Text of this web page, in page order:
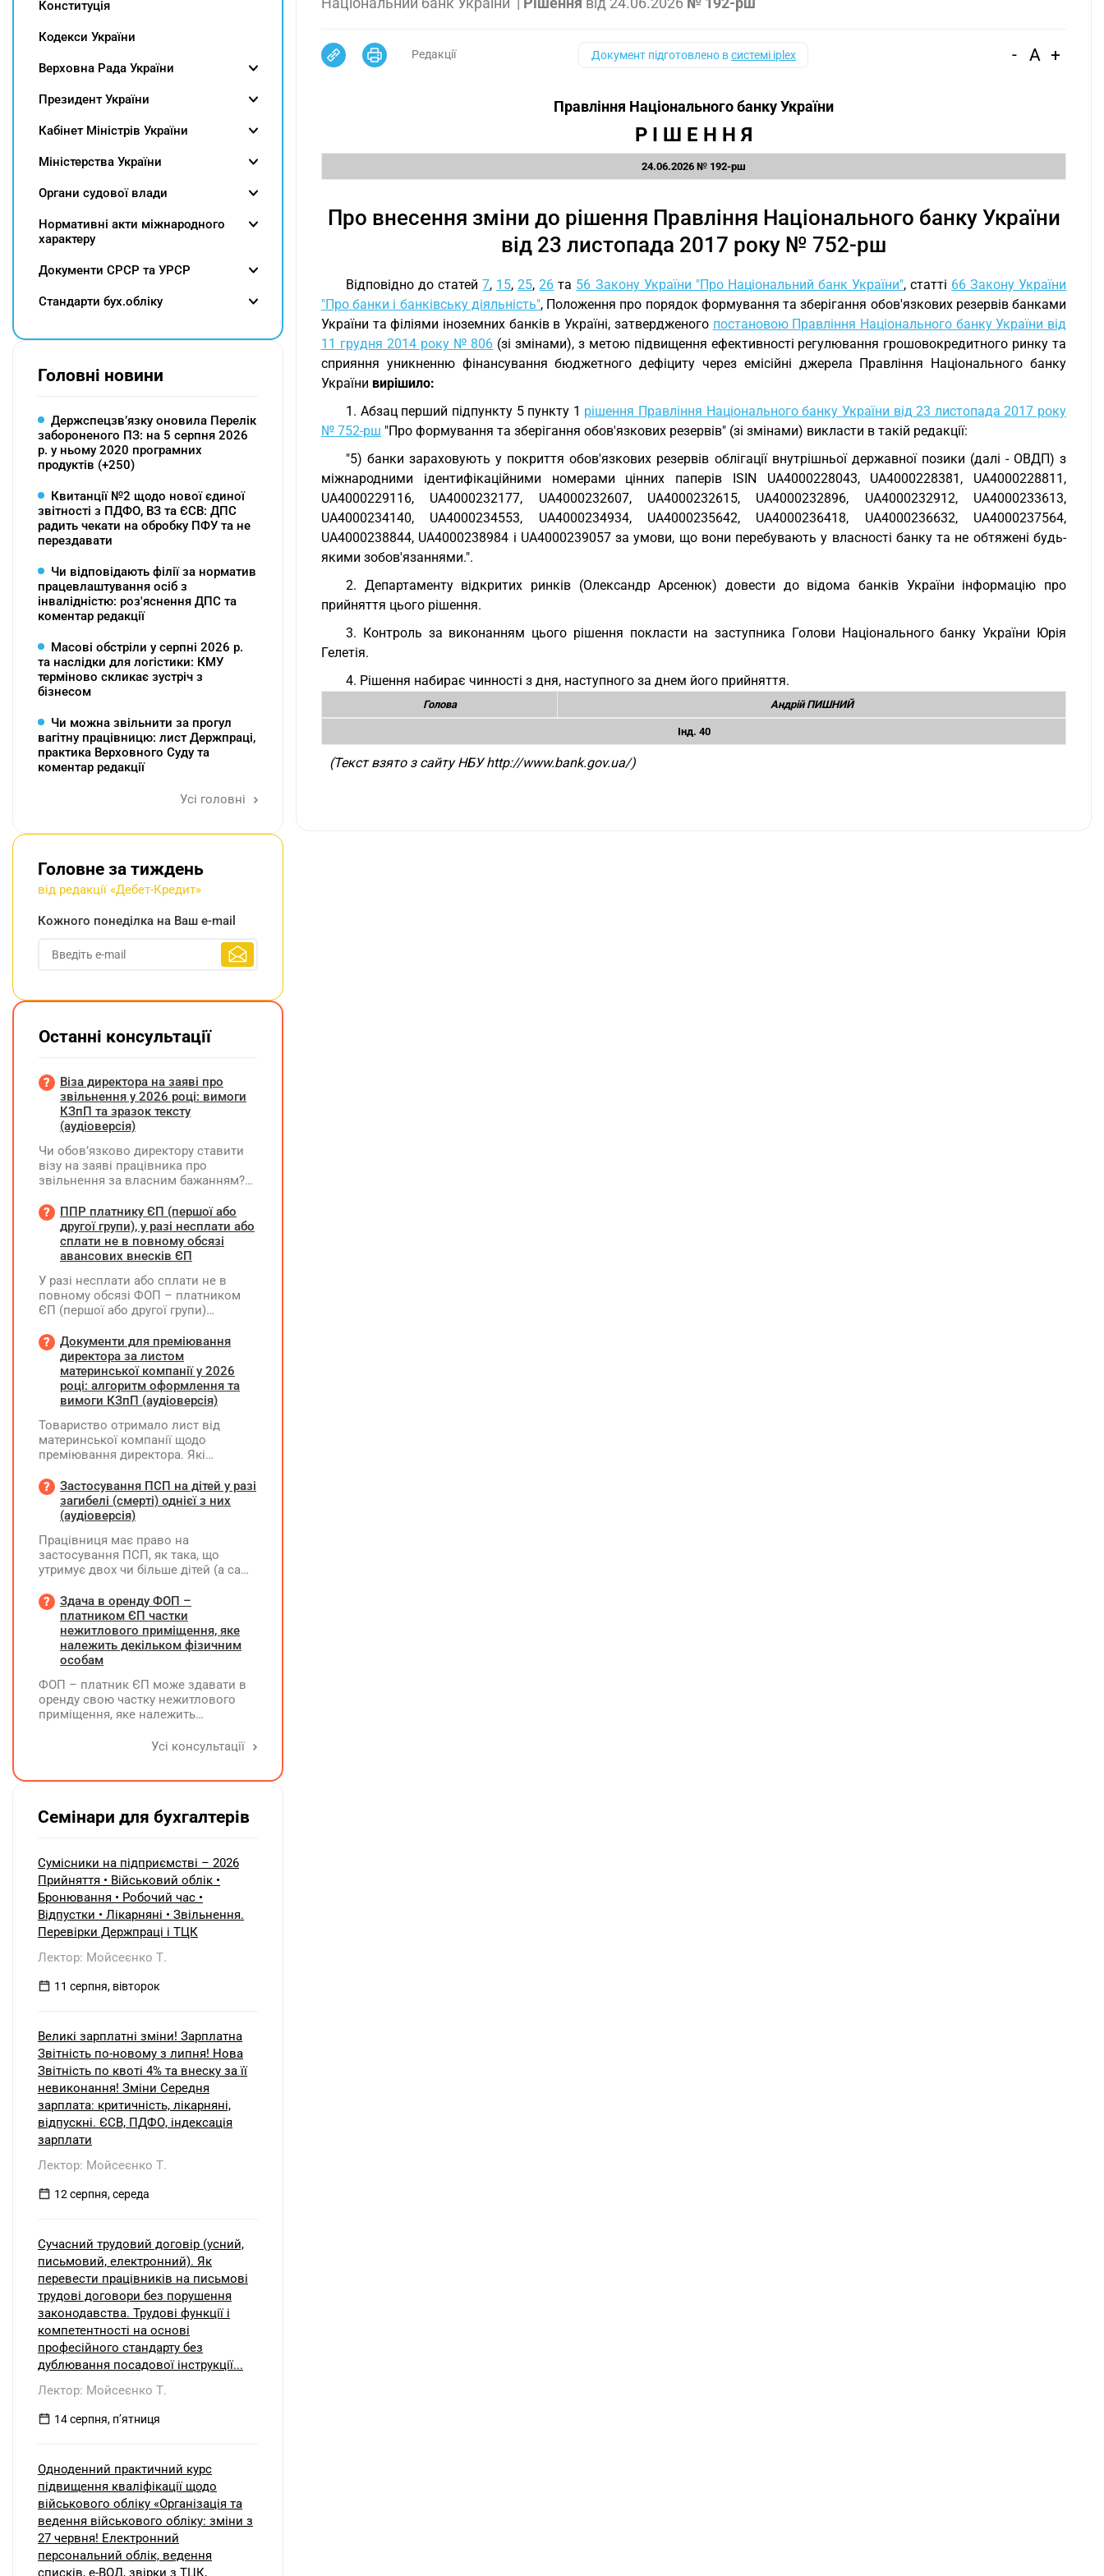
Редакції Документ підготовлено всистемі iplex - A +
Правління Національного банку України
Р І Ш Е Н Н Я
24.06.2026 № 192-рш
Про внесення зміни до рішення Правління Національного банку України
від 23 листопада 2017 року № 752-рш
Відповідно до статей7, 15,25,26 та 56 Закону України "Про Національний банк України", статті 66 Закону України
"Про банки і банківську діяльність", Положення про порядок формування та зберігання обов'язкових резервів банками
України та філіями іноземних банків в Україні, затвердженого постановою Правління Національного банку України від
11 грудня 2014 року № 806 (зі змінами), з метою підвищення ефективності регулювання грошовокредитного ринку та
сприяння уникненню фінансування бюджетного дефіциту через емісійні джерела Правління Національного банку
України вирішило:
1. Абзац перший підпункту 5 пункту 1 рішення Правління Національного банку України від 23 листопада 2017 року
№ 752-рш "Про формування та зберігання обов'язкових резервів" (зі змінами) викласти в такій редакції:
"5) банки зараховують у покриття обов'язкових резервів облігації внутрішньої державної позики (далі - ОВДП) з
міжнародними ідентифікаційними номерами цінних паперів ISIN UA4000228043, UA4000228381, UA4000228811,
UA4000229116, UA4000232177, UA4000232607, UA4000232615, UA4000232896, UA4000232912, UA4000233613,
UA4000234140, UA4000234553, UA4000234934, UA4000235642, UA4000236418, UA4000236632, UA4000237564,
UA4000238844, UA4000238984 і UA4000239057 за умови, що вони перебувають у власності банку та не обтяжені будь-
якими зобов'язаннями.".
2. Департаменту відкритих ринків (Олександр Арсенюк) довести до відома банків України інформацію про
прийняття цього рішення.
3. Контроль за виконанням цього рішення покласти на заступника Голови Національного банку України Юрія
Гелетія.
4. Рішення набирає чинності з дня, наступного за днем його прийняття.
Голова Андрій ПИШНИЙ
Інд. 40
(Текст взято з сайту НБУ http://www.bank.gov.ua/)
Конституція
Кодекси України
Верховна Рада України
Президент України
Кабінет Міністрів України
Міністерства України
Органи судової влади
Нормативні акти міжнародного
характеру
Документи СРСР та УРСР
Cтандарти бух.обліку
Головні новини
Держспецзв’язку оновила Перелік
забороненого ПЗ: на 5 серпня 2026
р. у ньому 2020 програмних
продуктів (+250)
Квитанції №2 щодо нової єдиної
звітності з ПДФО, ВЗ та ЄСВ: ДПС
радить чекати на обробку ПФУ та не
перездавати
Чи відповідають філії за норматив
працевлаштування осіб з
інвалідністю: роз'яснення ДПС та
коментар редакції
Масові обстріли у серпні 2026 р.
та наслідки для логістики: КМУ
терміново скликає зустріч з
бізнесом
Чи можна звільнити за прогул
вагітну працівницю: лист Держпраці,
практика Верховного Суду та
коментар редакції
Усі головні
Головне за тиждень
від редакції «Дебет-Кредит»
Кожного понеділка на Ваш e-mail
Останні консультації
Віза директора на заяві про
звільнення у 2026 році: вимоги
КЗпП та зразок тексту
(аудіоверсія)
Чи обов’язково директору ставити
візу на заяві працівника про
звільнення за власним бажанням?
згідно з нормами КЗпП?
ППР платнику ЄП (першої або
другої групи), у разі несплати або
сплати не в повному обсязі
авансових внесків ЄП
У разі несплати або сплати не в
повному обсязі ФОП – платником
ЄП (першої або другої групи)
за результатами акта перевірки
щодо таких виявлених порушень
визначається сума штрафу та
складається ППР за формою «Ш»
Документи для преміювання
директора за листом
материнської компанії у 2026
році: алгоритм оформлення та
вимоги КЗпП (аудіоверсія)
Товариство отримало лист від
материнської компанії щодо
преміювання директора. Які
належного оформлення такої
премії?
Застосування ПСП на дітей у разі
загибелі (смерті) однієї з них
(аудіоверсія)
Працівниця має право на
застосування ПСП, як така, що
утримує двох чи більше дітей (а саме
одна дитина загинула. Як надалі
правильно застосовувати ПСП?
Працівниця має подати нову заяву
на застосування ПСП?
Здача в оренду ФОП –
платником ЄП частки
нежитлового приміщення, яке
належить декільком фізичним
особам
ФОП – платник ЄП може здавати в
оренду свою частку нежитлового
приміщення, яке належить
власності із поділом на частки
Усі консультації
Семінари для бухгалтерів
Сумісники на підприємстві – 2026
Прийняття • Військовий облік •
Бронювання • Робочий час •
Відпустки • Лікарняні • Звільнення.
Перевірки Держпраці і ТЦК
Лектор: Мойсеєнко Т.
11 серпня, вівторок
Великі зарплатні зміни! Зарплатна
Звітність по-новому з липня! Нова
Звітність по квоті 4% та внеску за її
невиконання! Зміни Середня
зарплата: критичність, лікарняні,
відпускні. ЄСВ, ПДФО, індексація
зарплати
Лектор: Мойсеєнко Т.
12 серпня, середа
Сучасний трудовий договір (усний,
письмовий, електронний). Як
перевести працівників на письмові
трудові договори без порушення
законодавства. Трудові функції і
компетентності на основі
професійного стандарту без
дублювання посадової інструкції...
Лектор: Мойсеєнко Т.
14 серпня, пʼятниця
Одноденний практичний курс
підвищення кваліфікації щодо
військового обліку «Організація та
ведення військового обліку: зміни з
27 червня! Електронний
персональний облік, ведення
списків, е-ВОД, звірки з ТЦК,